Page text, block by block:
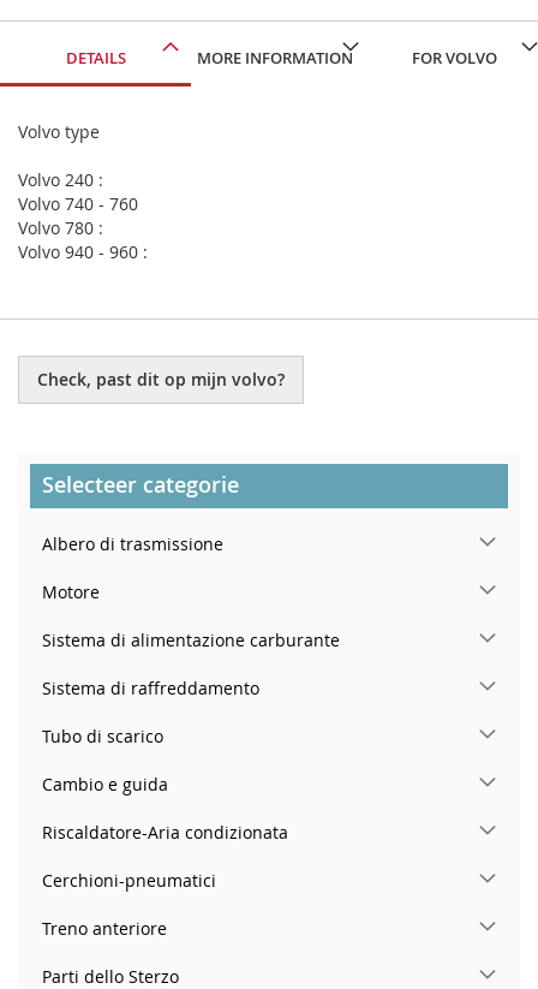
DETAILS
Volvo type
Volvo 240 :
Volvo 740 - 760
Volvo 780 :
Volvo 940 - 960 :
MORE INFORMATION FOR VOLVO
Check, past dit op mijn volvo?
Selecteer categorie
Albero di trasmissione
Motore
Sistema di alimentazione carburante
Sistema di raffreddamento
Tubo di scarico
Cambio e guida
Riscaldatore-Aria condizionata
Cerchioni-pneumatici
Treno anteriore
Parti dello Sterzo